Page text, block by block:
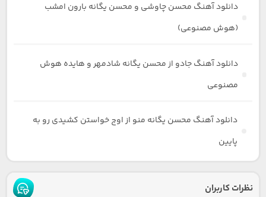
دانلود آهنگ محسن چاوشی و محسن یگانه بارون امشب
(هوش مصنوعی)
دانلود آهنگ جادو از محسن یگانه شادمهر و‌ هایده هوش
مصنوعی
دانلود آهنگ محسن یگانه منو از اوج خواستن کشیدی رو به
پایین
نظرات کاربران